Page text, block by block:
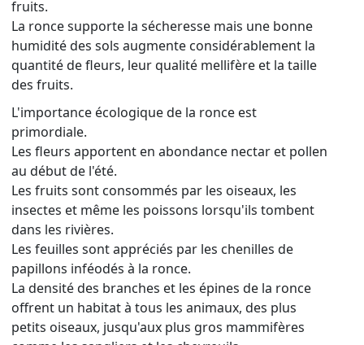
fruits.
La ronce supporte la sécheresse mais une bonne
humidité des sols augmente considérablement la
quantité de fleurs, leur qualité mellifère et la taille
des fruits.
L'importance écologique de la ronce est
primordiale.
Les fleurs apportent en abondance nectar et pollen
au début de l'été.
Les fruits sont consommés par les oiseaux, les
insectes et même les poissons lorsqu'ils tombent
dans les rivières.
Les feuilles sont appréciés par les chenilles de
papillons inféodés à la ronce.
La densité des branches et les épines de la ronce
offrent un habitat à tous les animaux, des plus
petits oiseaux, jusqu'aux plus gros mammifères